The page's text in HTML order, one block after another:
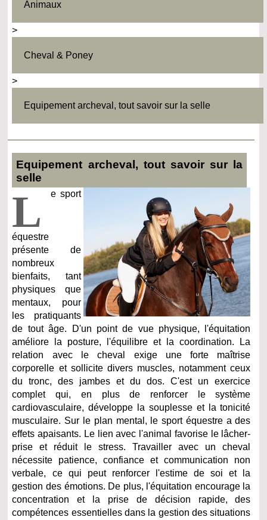
Animaux
>
Cheval & Poney
>
Equipement archeval, tout savoir sur la selle
Equipement archeval, tout savoir sur la
selle
L e sport
équestre
présente de
nombreux
bienfaits, tant
physiques que
mentaux, pour
les pratiquants
de tout âge. D'un point de vue physique, l'équitation
améliore la posture, l'équilibre et la coordination. La
relation avec le cheval exige une forte maîtrise
corporelle et sollicite divers muscles, notamment ceux
du tronc, des jambes et du dos. C'est un exercice
complet qui, en plus de renforcer le système
cardiovasculaire, développe la souplesse et la tonicité
musculaire. Sur le plan mental, le sport équestre a des
effets apaisants. Le lien avec l'animal favorise le lâcher-
prise et réduit le stress. Travailler avec un cheval
nécessite patience, confiance et communication non
verbale, ce qui peut renforcer l'estime de soi et la
gestion des émotions. De plus, l'équitation encourage la
concentration et la prise de décision rapide, des
compétences essentielles dans la gestion des situations